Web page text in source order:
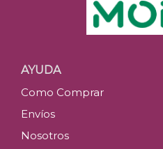
AYUDA
Como Comprar
Envíos
Nosotros